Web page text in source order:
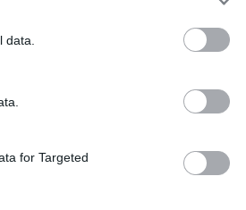
for Targeted
hírek az e-
és a
autómárka
szerint